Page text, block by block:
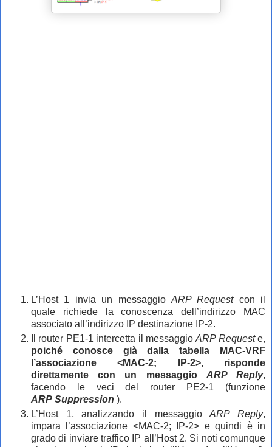
L’Host 1 invia un messaggio ARP Requestcon il
quale richiede la conoscenza dell’indirizzo MAC
associato all’indirizzo IP destinazione IP-2.
Il router PE1-1 intercetta il messaggioARP Requeste,
poiché conosce già dalla tabella MAC-VRF
l’associazione <MAC-2; IP-2>, risponde
direttamente con un messaggio ARP Reply,
facendo le veci del router PE2-1 (funzione
ARP Suppression ).
L’Host 1, analizzando il messaggioARP Reply,
impara l’associazione <MAC-2; IP-2> e quindi è in
grado di inviare traffico IP all’Host 2. Si noti comunque